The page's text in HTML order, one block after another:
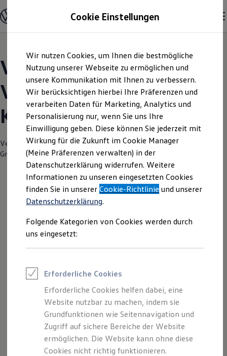
Hauptinhalt
springen
Footer
springen
Modelle und Konfigurator
Konfigurator
Modelle vergleichen
Elektroautos
ENERGY Sondermodelle
Nutzfahrzeuge
SUV und CUV
Familienautos
Kombis
Kompaktwagen
Sportwagen
Schnell verfügbare Fahrzeuge
Angebote und Produkte
Aktuelle Angebote
E-Auto-Förderung
Volkswagen Marktplatz
Die ENERGY Sondermodelle
Junge Gebrauchtwagen und Gebrauchtwagen
Volkswagen Zertifizierte Gebrauchtwagen
Elektromobilität bei Gebrauchtwagen
Saisonangebote
Reifenpakete
Leasing
Leasing-Angebote
Elektroauto Leasing
Kleinwagen-Leasing
Leasing ohne Anzahlung
Finanzierung
Autokredit mit Schlussrate
Versicherungen und Garantien
Kfz-Versicherung
Restschuldversicherungen
Garantien
Volkswagen Modelle |
Volkswagen Zentrum
Krefeld-Lehmheide
Verantwortlich für die Inhalte auf dieser Seite ist die Tölke & Fischer
GmbH & Co. KG( Impressum & Rechtliches)
Der Polo
Kompakt, wendig und voller Möglichkeiten.
Entdecken Sie den Polo.
Cookie Einstellungen
Wir nutzen Cookies, um Ihnen die bestmögliche
Nutzung unserer Webseite zu ermöglichen und
unsere Kommunikation mit Ihnen zu verbessern.
Wir berücksichtigen hierbei Ihre Präferenzen und
verarbeiten Daten für Marketing, Analytics und
Personalisierung nur, wenn Sie uns Ihre
Einwilligung geben. Diese können Sie jederzeit mit
Wirkung für die Zukunft im Cookie Manager
(Meine Präferenzen verwalten) in der
Datenschutzerklärung widerrufen. Weitere
Informationen zu unseren eingesetzten Cookies
finden Sie in unsererCookie-Richtlinie und unserer
Datenschutzerklärung.
Folgende Kategorien von Cookies werden durch
uns eingesetzt:
Erforderliche Cookies
Erforderliche Cookies helfen dabei, eine
Website nutzbar zu machen, indem sie
Grundfunktionen wie Seitennavigation und
Zugriff auf sichere Bereiche der Website
ermöglichen. Die Website kann ohne diese
Cookies nicht richtig funktionieren.